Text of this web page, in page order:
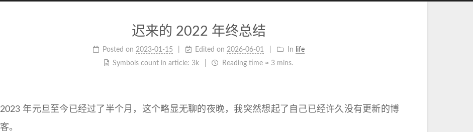
迟来的 2022 年终总结
Posted on 2023-01-15 Edited on 2026-06-01 In
life
Symbols count in article: 3k Reading time ≈ 3 mins.
2023 年元旦至今已经过了半个月，这个略显无聊的夜晚，我突然想起了自己已经许久没有更新的博
客。